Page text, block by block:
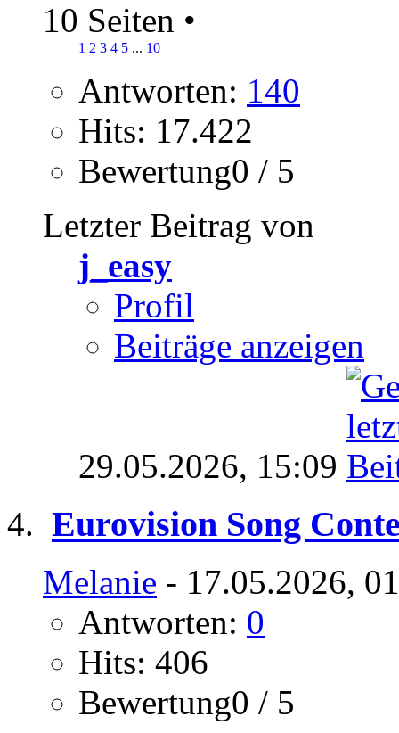
10 Seiten •
1 2 3 4 5 ... 10
Antworten: 140
Hits: 17.422
Bewertung0 / 5
Letzter Beitrag von
j_easy
Profil
Beiträge anzeigen
29.05.2026, 15:09
Eurovision Song
Melanie - 17.05.2026,
Antworten: 0
Hits: 406
Bewertung0 / 5